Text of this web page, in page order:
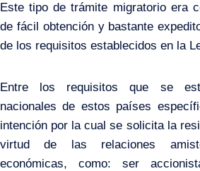
Este tipo de trámite migratorio era
de fácil obtención y bastante
de los requisitos establecidos en la
Entre los requisitos que se
nacionales de estos países
intención por la cual se solicita la
virtud de las relaciones
económicas, como: ser